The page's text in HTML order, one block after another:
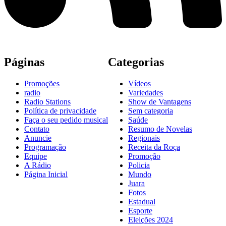
Páginas
Promoções
radio
Radio Stations
Política de privacidade
Faça o seu pedido musical
Contato
Anuncie
Programação
Equipe
A Rádio
Página Inicial
Categorias
Vídeos
Variedades
Show de Vantagens
Sem categoria
Saúde
Resumo de Novelas
Regionais
Receita da Roça
Promoção
Policia
Mundo
Juara
Fotos
Estadual
Esporte
Eleições 2024